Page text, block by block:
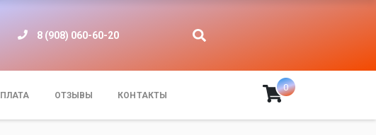
8 (908) 060-60-20
ОТЗЫВЫ КОНТАКТЫ
0